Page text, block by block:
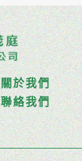
關於我們
聯絡我們